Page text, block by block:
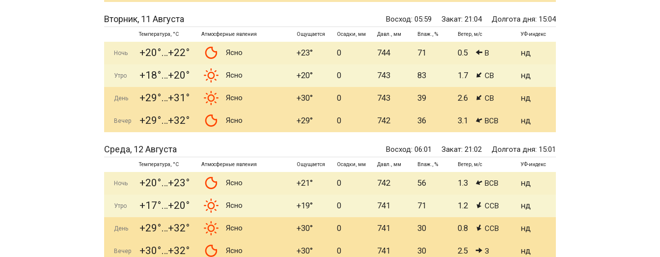
Вторник, 11 Августа Восход: 05:59 Закат: 21:04 Долгота дня: 15:04
Температура, °C Атмосферные явления Ощущается Осадки, мм Давл., мм Влаж., % Ветер, м/с УФ-индекс
Ночь +20° +22° Ясно +23° 0 744 71 0.5 В нд
Утро +18° +20° Ясно +20° 0 743 83 1.7 СВ нд
День +29° +31° Ясно +30° 0 743 39 2.6 СВ нд
Вечер +29° +32° Ясно +29° 0 742 36 3.1 ВСВ нд
Среда, 12 Августа Восход: 06:01 Закат: 21:02 Долгота дня: 15:01
Температура, °C Атмосферные явления Ощущается Осадки, мм Давл., мм Влаж., % Ветер, м/с УФ-индекс
Ночь +20° +23° Ясно +21° 0 742 56 1.3 ВСВ нд
Утро +17° +20° Ясно +19° 0 741 71 1.2 ССВ нд
День +29° +32° Ясно +30° 0 741 30 0.8 ССВ нд
Вечер +30° +32° Ясно +30° 0 741 30 2.5 З нд